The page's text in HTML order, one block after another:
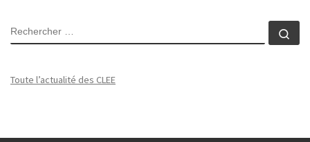
RECHERCHER
Toute l’actualité des CLEE